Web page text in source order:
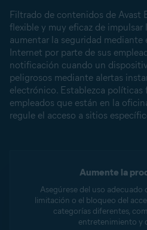
Filtrado de contenidos de Avast
flexible y muy eficaz de
aumentar la seguridad
Internet por parte de sus
notificación cuando un
peligrosos mediante alertas
electrónico. Establezca políticas
empleados que están en la
regule el acceso a sitios
Aumente la
Asegúrese del uso
limitación o el bloqueo del
categorías diferentes,
entretenimiento y